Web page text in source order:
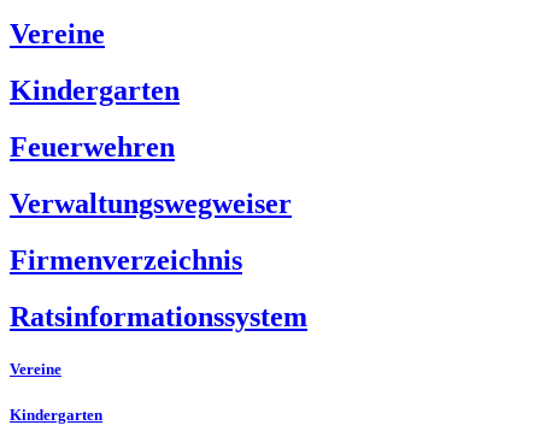
Vereine
Kindergarten
Feuerwehren
Verwaltungswegweiser
Firmenverzeichnis
Ratsinformationssystem
Vereine
Kindergarten